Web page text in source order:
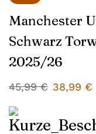
Manchester
Schwarz
2025/26
45,99€ 38,99 €